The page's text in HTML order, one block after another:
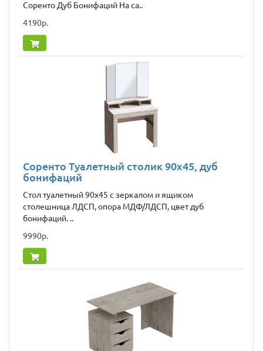
Соренто Дуб Бонифаций На са..
4190р.
Соренто Туалетный столик 90x45, дуб
бонифаций
Стол туалетный 90х45 с зеркалом и ящиком
столешница ЛДСП, опора МДФ/ЛДСП, цвет дуб
бонифаций. ..
9990р.